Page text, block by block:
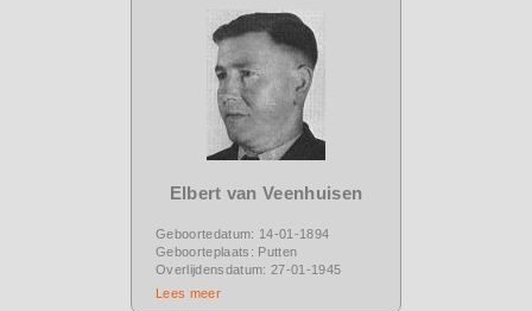
Elbert van Veenhuisen
Geboortedatum: 14-01-1894
Geboorteplaats: Putten
Overlijdensdatum: 27-01-1945
Lees meer